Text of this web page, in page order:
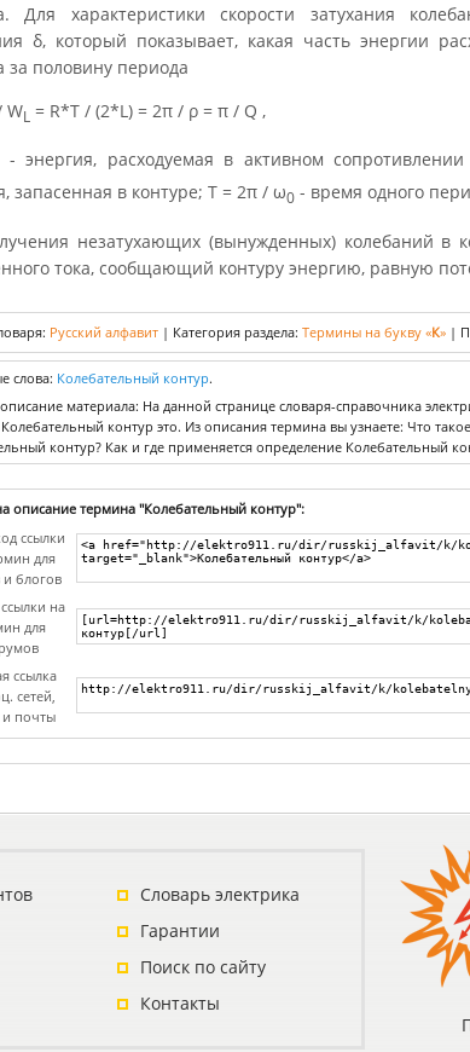
Для характеристики скорости затухания
δ, который показывает, какая часть энергии
за половину периода
WL = R*T / (2*L) = 2π / ρ = π / Q ,
- энергия, расходуемая в активном
запасенная в контуре; Т = 2π / ω0 - время одного
незатухающих (вынужденных) колебаний в
тока, сообщающий контуру энергию, равную
Русский алфавит | Категория раздела: Термины на букву «К» |
слова: Колебательный контур.
материала: На данной странице словаря-справочника
контур это. Из описания термина вы узнаете: Что
контур? Как и где применяется определение Колебательный
описание термина "Колебательный контур":
ссылки
для
и блогов
на
для
ссылка
сетей,
и почты
Словарь электрика
Гарантии
Поиск по сайту
Контакты